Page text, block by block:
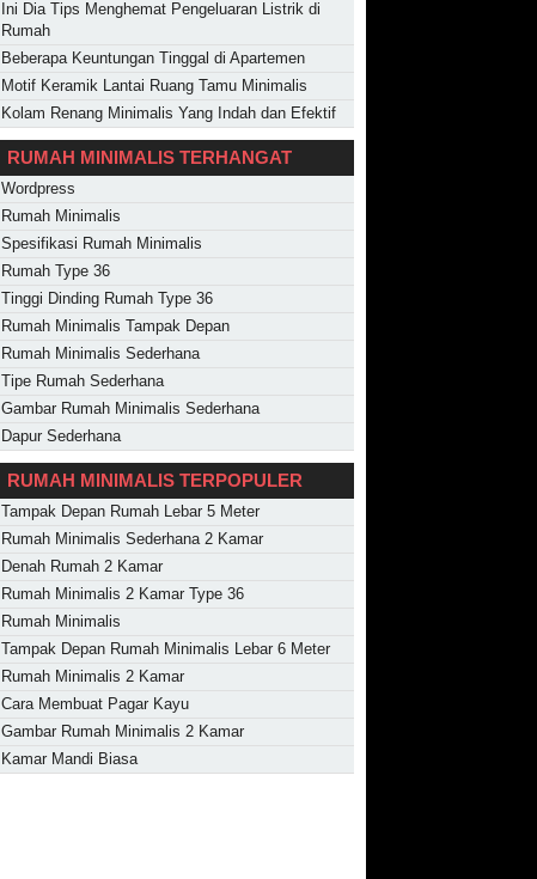
Ini Dia Tips Menghemat Pengeluaran Listrik di
Rumah
Beberapa Keuntungan Tinggal di Apartemen
Motif Keramik Lantai Ruang Tamu Minimalis
Kolam Renang Minimalis Yang Indah dan Efektif
RUMAH MINIMALIS TERHANGAT
Wordpress
Rumah Minimalis
Spesifikasi Rumah Minimalis
Rumah Type 36
Tinggi Dinding Rumah Type 36
Rumah Minimalis Tampak Depan
Rumah Minimalis Sederhana
Tipe Rumah Sederhana
Gambar Rumah Minimalis Sederhana
Dapur Sederhana
RUMAH MINIMALIS TERPOPULER
Tampak Depan Rumah Lebar 5 Meter
Rumah Minimalis Sederhana 2 Kamar
Denah Rumah 2 Kamar
Rumah Minimalis 2 Kamar Type 36
Rumah Minimalis
Tampak Depan Rumah Minimalis Lebar 6 Meter
Rumah Minimalis 2 Kamar
Cara Membuat Pagar Kayu
Gambar Rumah Minimalis 2 Kamar
Kamar Mandi Biasa